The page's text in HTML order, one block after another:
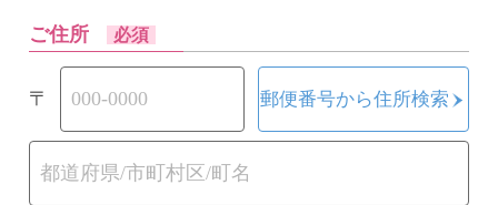
ご住所 必須
〒 郵便番号から住所検索